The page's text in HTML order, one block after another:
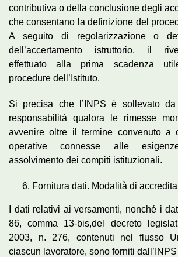
contributiva o della conclusione degli
che consentano la definizione del
A seguito di regolarizzazione o
dell’accertamento istruttorio, il
effettuato alla prima scadenza
procedure dell’Istituto.
Si precisa che l’INPS è sollevato
responsabilità qualora le rimesse
avvenire oltre il termine convenuto a
operative connesse alle
assolvimento dei compiti istituzionali.
Fornitura dati. Modalità di
I dati relativi ai versamenti, nonché i
86, comma 13-bis,del decreto
2003, n. 276, contenuti nel flusso
ciascun lavoratore, sono forniti